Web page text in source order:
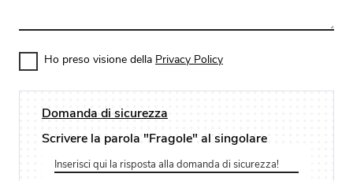
Ho preso visione della Privacy Policy
Domanda di sicurezza
Scrivere la parola "Fragole" al singolare